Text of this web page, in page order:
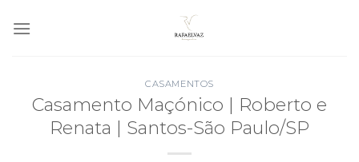
CASAMENTOS
Casamento Maçónico | Roberto e
Renata | Santos-São Paulo/SP